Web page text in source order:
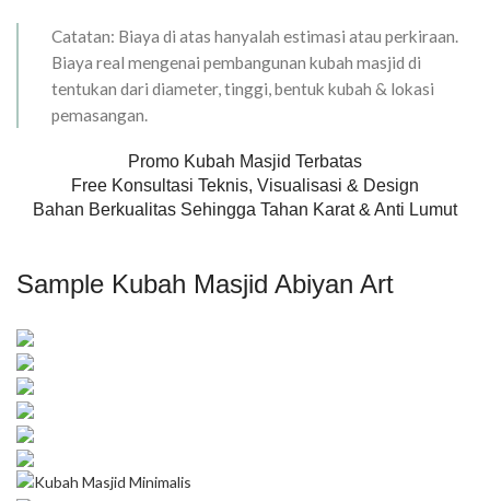
Catatan: Biaya di atas hanyalah estimasi atau perkiraan.
Biaya real mengenai pembangunan kubah masjid di
tentukan dari diameter, tinggi, bentuk kubah & lokasi
pemasangan.
Promo Kubah Masjid Terbatas
Free Konsultasi Teknis, Visualisasi & Design
Bahan Berkualitas Sehingga Tahan Karat & Anti Lumut
Sample Kubah Masjid Abiyan Art